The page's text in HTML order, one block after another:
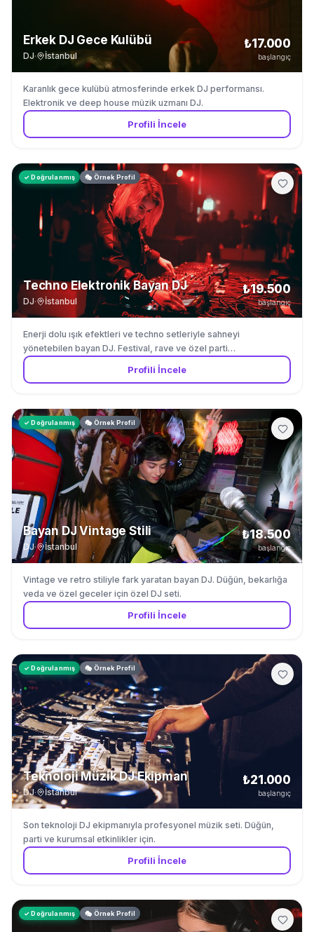
Erkek DJ Gece Kulübü
DJ· İstanbul
₺17.000
başlangıç
Karanlık gece kulübü atmosferinde erkek DJ performansı.
Elektronik ve deep house müzik uzmanı DJ.
Profili İncele
✓ Doğrulanmış 🎭 Örnek Profil
Techno Elektronik Bayan DJ
DJ· İstanbul
₺19.500
başlangıç
Enerji dolu ışık efektleri ve techno setleriyle sahneyi
yönetebilen bayan DJ. Festival, rave ve özel parti
organizasyonları.
Profili İncele
✓ Doğrulanmış 🎭 Örnek Profil
Bayan DJ Vintage Stili
DJ· İstanbul
₺18.500
başlangıç
Vintage ve retro stiliyle fark yaratan bayan DJ. Düğün, bekarlığa
veda ve özel geceler için özel DJ seti.
Profili İncele
✓ Doğrulanmış 🎭 Örnek Profil
Teknoloji Müzik DJ Ekipman
DJ· İstanbul
₺21.000
başlangıç
Son teknoloji DJ ekipmanıyla profesyonel müzik seti. Düğün,
parti ve kurumsal etkinlikler için.
Profili İncele
✓ Doğrulanmış 🎭 Örnek Profil